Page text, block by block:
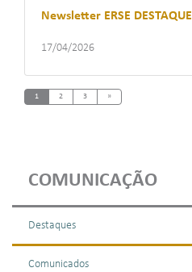
COMUNICAÇÃO
Destaques
Comunicados
Newsletter ERSE
17/04/2026
1 2 3 »Next